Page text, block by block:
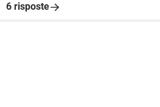
6 risposte